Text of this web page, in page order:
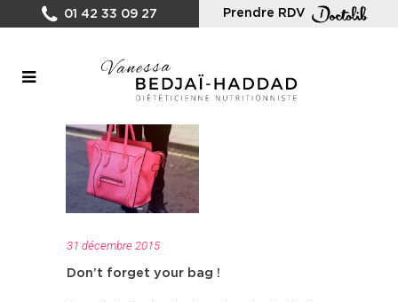
01 42 33 09 27 Prendre RDV
31 décembre 2015
Don’t forget your bag !